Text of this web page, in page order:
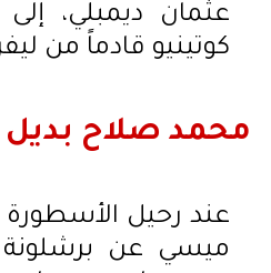
عثمان ديمبلي، إلى
كوتينيو قادماً من
محمد صلاح
عند رحيل الأسطورة